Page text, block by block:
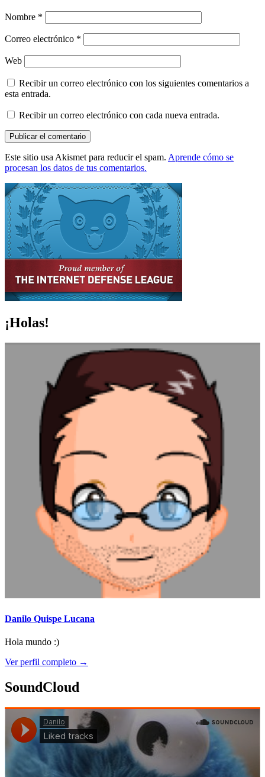
Nombre *
Correo electrónico *
Web
Recibir un correo electrónico con los siguientes comentarios a
esta entrada.
Recibir un correo electrónico con cada nueva entrada.
Este sitio usa Akismet para reducir el spam. Aprende cómo se
procesan los datos de tus comentarios.
¡Holas!
Danilo Quispe Lucana
Hola mundo :)
Ver perfil completo →
SoundCloud